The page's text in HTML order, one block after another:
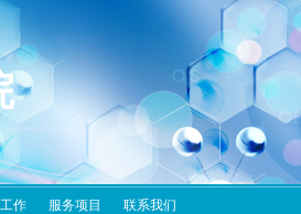
作 服务项目 联系我们